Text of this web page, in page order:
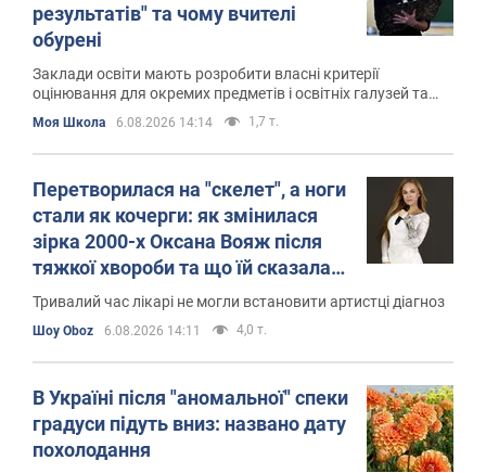
результатів" та чому вчителі
обурені
Заклади освіти мають розробити власні критерії
оцінювання для окремих предметів і освітніх галузей та
Моя Школа 6.08.2026 14:14 1,7 т.
Перетворилася на "скелет", а ноги
стали як кочерги: як змінилася
зірка 2000-х Оксана Вояж після
тяжкої хвороби та що їй сказала
"відьма" в церкві
Тривалий час лікарі не могли встановити артистці діагноз
Шоу Oboz 6.08.2026 14:11 4,0 т.
В Україні після "аномальної" спеки
градуси підуть вниз: названо дату
похолодання